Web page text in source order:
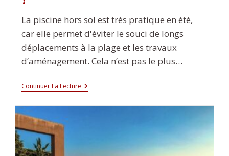
La piscine hors sol est très pratique en été,
car elle permet d'éviter le souci de longs
déplacements à la plage et les travaux
d’aménagement. Cela n’est pas le plus…
Continuer La Lecture Comment
Choisir